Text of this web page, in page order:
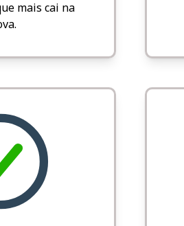
mais cai na